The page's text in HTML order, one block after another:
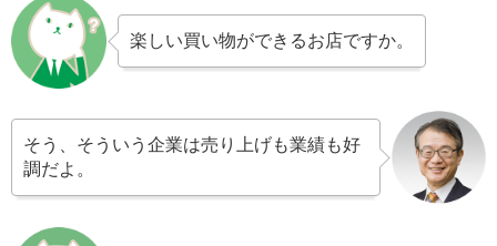
楽しい買い物ができるお店ですか。
そう、そういう企業は売り上げも業績も好
調だよ。